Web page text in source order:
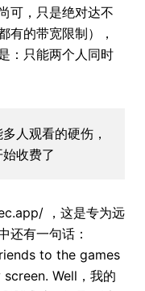
可，只是绝对达不
有的带宽限制），
：只能两个人同时
人观看的硬伤，
收费了
，这是专为远
还有一句话：
to the games
Well，我的